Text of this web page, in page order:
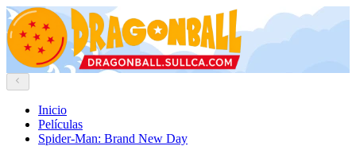
Inicio
Películas
Spider-Man: Brand New Day